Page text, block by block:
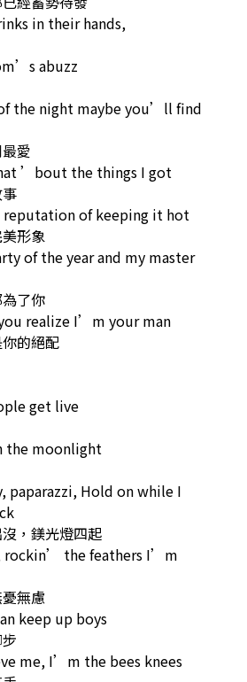
in their hands,
abuzz
the night maybe you’ll find
愛
’bout the things I got
reputation of keeping it hot
形象
of the year and my master
了你
realize I’m your man
的絕配
get live
the moonlight
paparazzi, Hold on while I
，鎂光燈四起
rockin’ the feathers I’m
無慮
keep up boys
me, I’m the bees knees